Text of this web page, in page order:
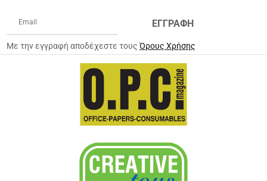
ΕΓΓΡΑΦΗ
Με την εγγραφή αποδέχεστε τουςΌρους Χρήσης